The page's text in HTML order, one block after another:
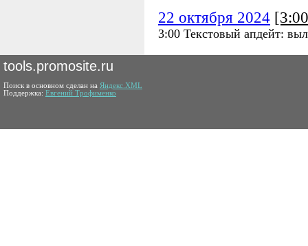
22 октября 2024
3:00 Текстовый апдейт:
tools.promosite.ru
Поиск в основном сделан на Яндекс.XML
Поддержка: Евгений Трофименко